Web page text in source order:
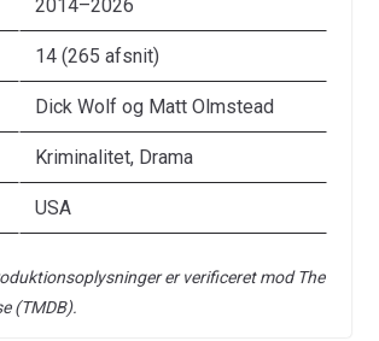
2014–2026
14 (265 afsnit)
Dick Wolf og Matt Olmstead
Kriminalitet, Drama
USA
er verificeret mod The
(TMDB).